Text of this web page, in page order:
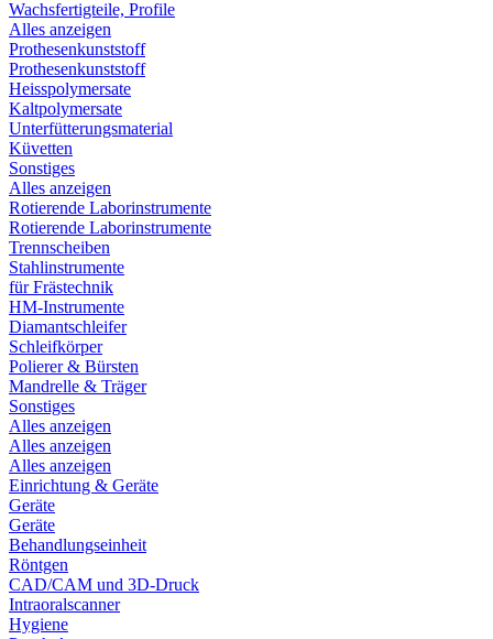
Wachsfertigteile, Profile
Alles anzeigen
Prothesenkunststoff
Prothesenkunststoff
Heisspolymersate
Kaltpolymersate
Unterfütterungsmaterial
Küvetten
Sonstiges
Alles anzeigen
Rotierende Laborinstrumente
Rotierende Laborinstrumente
Trennscheiben
Stahlinstrumente
für Frästechnik
HM-Instrumente
Diamantschleifer
Schleifkörper
Polierer & Bürsten
Mandrelle & Träger
Sonstiges
Alles anzeigen
Alles anzeigen
Alles anzeigen
Einrichtung & Geräte
Geräte
Geräte
Behandlungseinheit
Röntgen
CAD/CAM und 3D-Druck
Intraoralscanner
Hygiene